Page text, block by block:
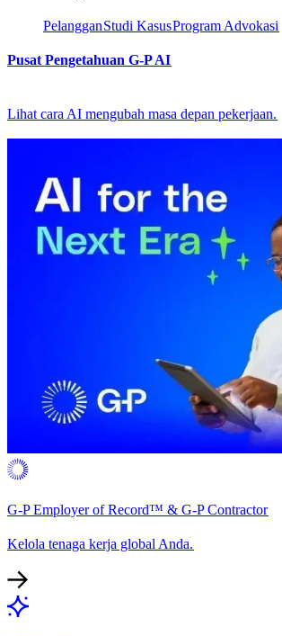
Pelanggan​​Studi Kasus​​Program Advokasi​​
Pusat Pengetahuan G-P AI​​
Lihat cara AI mengubah masa depan pekerjaan.​​
G-P Employer of Record™ & G-P Contractor​​
Kelola tenaga kerja global Anda.​​